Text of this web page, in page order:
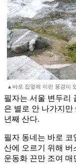
▲바로 집옆에 이런 풍경이
필자는 서울 변두리
은 별로 안 나가지만
년째 산다.
필자 동네는 바로 코
산에 오르기 위해 버
운동화 끈만 조여